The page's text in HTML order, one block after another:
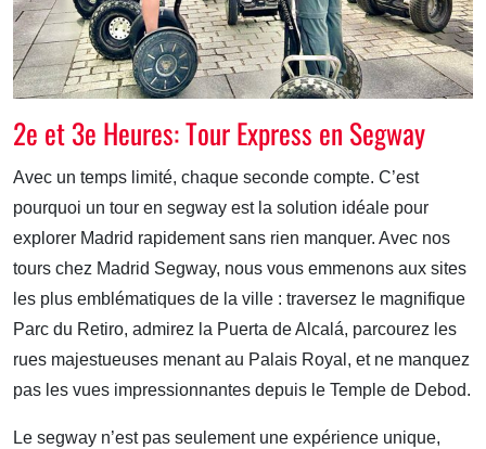
2e et 3e Heures: Tour Express en Segway
Avec un temps limité, chaque seconde compte. C’est
pourquoi un tour en segway est la solution idéale pour
explorer Madrid rapidement sans rien manquer. Avec nos
tours chez Madrid Segway, nous vous emmenons aux sites
les plus emblématiques de la ville : traversez le magnifique
Parc du Retiro, admirez la Puerta de Alcalá, parcourez les
rues majestueuses menant au Palais Royal, et ne manquez
pas les vues impressionnantes depuis le Temple de Debod.
Le segway n’est pas seulement une expérience unique,